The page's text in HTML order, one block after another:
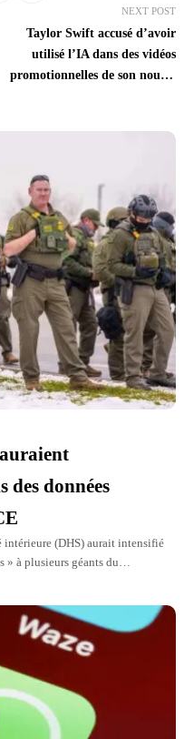
NEXT POST
Taylor Swift accusé d’avoir
utilisé l’IA dans des vidéos
promotionnelles de son nouvel
données
intérieure (DHS) aurait intensifié
à plusieurs géants du
Times, Reddit, Meta